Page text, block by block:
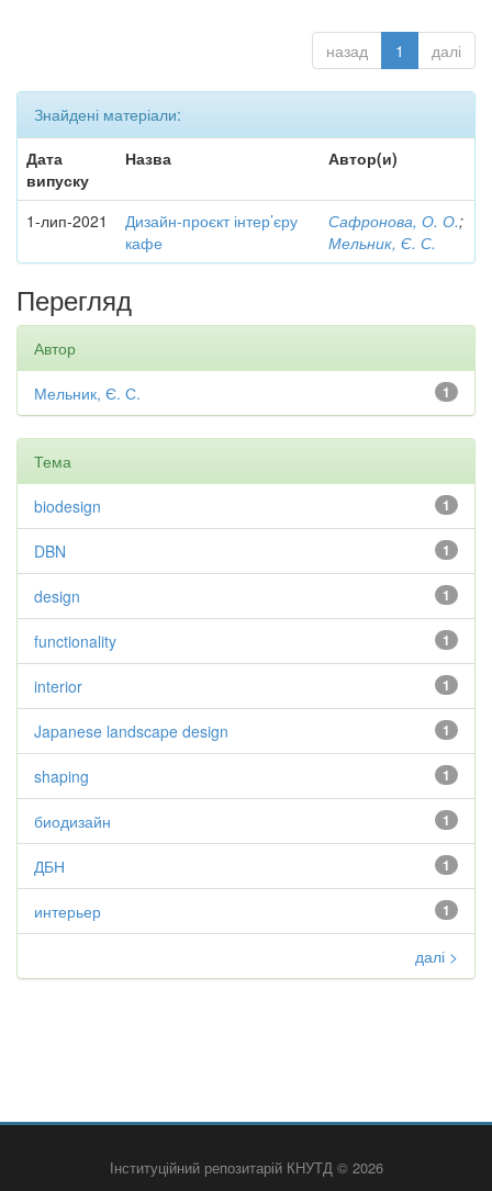
назад 1 далі
Знайдені матеріали:
Дата
випуску
Назва Автор(и)
1-лип-2021
Дизайн-проєкт інтер’єру
кафе
Сафронова, О. О.;
Мельник, Є. С.
Перегляд
Автор
1
Мельник, Є. С.
Тема
1
biodesign
1
DBN
1
design
1
functionality
1
interior
1
Japanese landscape design
1
shaping
1
биодизайн
1
ДБН
1
интерьер
далі >
Інституційний репозитарій КНУТД © 2026